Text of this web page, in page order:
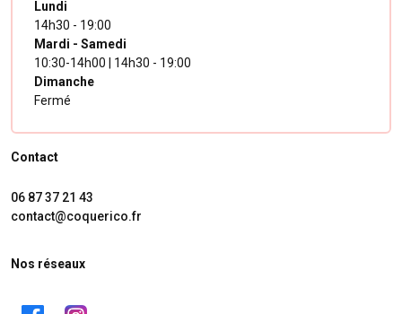
Lundi
14h30 - 19:00
Mardi - Samedi
10:30-14h00 | 14h30 - 19:00
Dimanche
Fermé
Contact
06 87 37 21 43
contact@coquerico.fr
Nos réseaux